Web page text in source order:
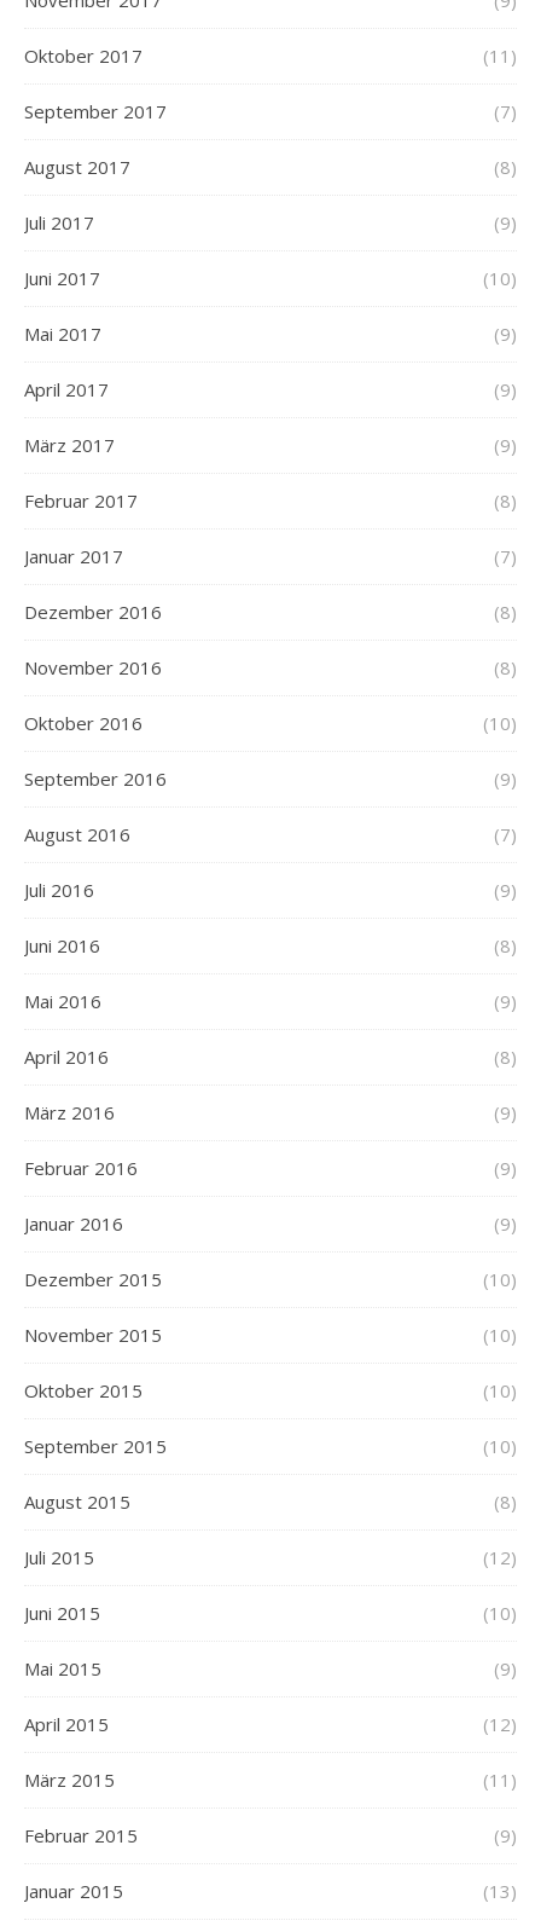
Oktober 2017 (11)
September 2017 (7)
August 2017 (8)
Juli 2017 (9)
Juni 2017 (10)
Mai 2017 (9)
April 2017 (9)
März 2017 (9)
Februar 2017 (8)
Januar 2017 (7)
Dezember 2016 (8)
November 2016 (8)
Oktober 2016 (10)
September 2016 (9)
August 2016 (7)
Juli 2016 (9)
Juni 2016 (8)
Mai 2016 (9)
April 2016 (8)
März 2016 (9)
Februar 2016 (9)
Januar 2016 (9)
Dezember 2015 (10)
November 2015 (10)
Oktober 2015 (10)
September 2015 (10)
August 2015 (8)
Juli 2015 (12)
Juni 2015 (10)
Mai 2015 (9)
April 2015 (12)
März 2015 (11)
Februar 2015 (9)
Januar 2015 (13)